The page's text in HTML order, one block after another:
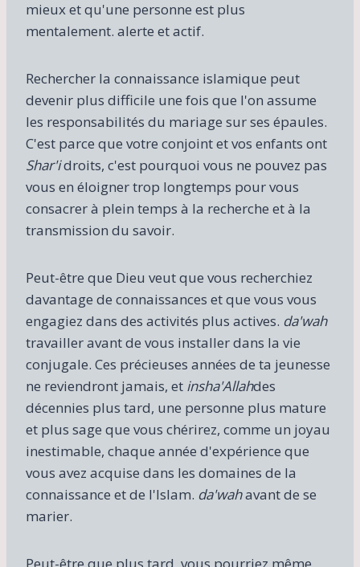
mieux et qu'une personne est plus
mentalement. alerte et actif.
Rechercher la connaissance islamique peut
devenir plus difficile une fois que l'on assume
les responsabilités du mariage sur ses épaules.
C'est parce que votre conjoint et vos enfants ont
Shar'idroits, c'est pourquoi vous ne pouvez pas
vous en éloigner trop longtemps pour vous
consacrer à plein temps à la recherche et à la
transmission du savoir.
Peut-être que Dieu veut que vous recherchiez
davantage de connaissances et que vous vous
engagiez dans des activités plus actives. da'wah
travailler avant de vous installer dans la vie
conjugale. Ces précieuses années de ta jeunesse
ne reviendront jamais, et insha'Allahdes
décennies plus tard, une personne plus mature
et plus sage que vous chérirez, comme un joyau
inestimable, chaque année d'expérience que
vous avez acquise dans les domaines de la
connaissance et de l'Islam. da'wahavant de se
marier.
Peut-être que plus tard, vous pourriez même